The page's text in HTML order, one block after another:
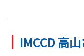
IMCCD 高